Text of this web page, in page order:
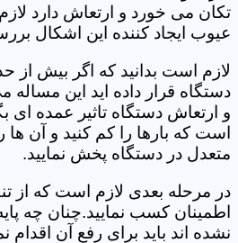
تکان می خورد و ارتعاش دارد
عیوب ایجاد کننده این اشکال
لازم است بدانید که اگر بیش از
دستگاه قرار داده اید این
و ارتعاش دستگاه تاثیر عمده ای
است که بارها را کم کنید و آن
متعدل در دستگاه پخش نمایید.
در مرحله بعدی لازم است که از
اطمینان کسب نمایید.چنان چه
نشده اند باید برای رفع آن اقدام